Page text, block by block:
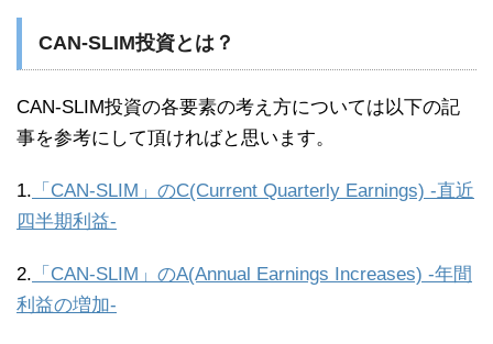
CAN-SLIM投資とは？
CAN-SLIM投資の各要素の考え方については以下の記
事を参考にして頂ければと思います。
1. 「CAN-SLIM」のC(Current Quarterly Earnings) -直近
四半期利益-
2. 「CAN-SLIM」のA(Annual Earnings Increases) -年間
利益の増加-